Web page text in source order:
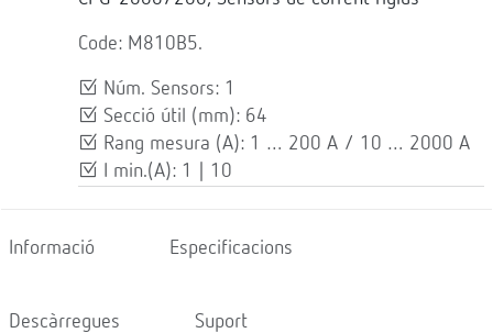
Code: M810B5.
Núm. Sensors: 1
Secció útil (mm): 64
Rang mesura (A): 1 … 200 A / 10 … 2000 A
I min.(A): 1 | 10
Informació Especificacions
Descàrregues Suport